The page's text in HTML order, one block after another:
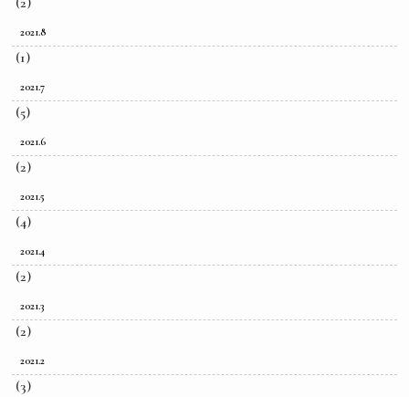
2021.8
(1)
2021.7
(5)
2021.6
(2)
2021.5
(4)
2021.4
(2)
2021.3
(2)
2021.2
(3)